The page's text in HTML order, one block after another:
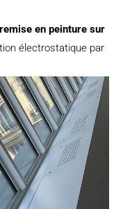
remise en peinture sur
électrostatique par